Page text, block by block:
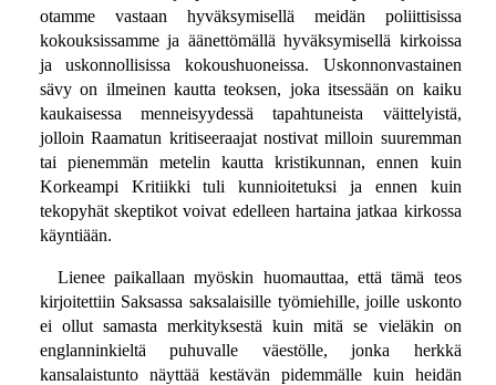
otamme vastaan hyväksymisellä meidän poliittisissa
kokouksissamme ja äänettömällä hyväksymisellä kirkoissa
ja uskonnollisissa kokoushuoneissa. Uskonnonvastainen
sävy on ilmeinen kautta teoksen, joka itsessään on kaiku
kaukaisessa menneisyydessä tapahtuneista väittelyistä,
jolloin Raamatun kritiseeraajat nostivat milloin suuremman
tai pienemmän metelin kautta kristikunnan, ennen kuin
Korkeampi Kritiikki tuli kunnioitetuksi ja ennen kuin
tekopyhät skeptikot voivat edelleen hartaina jatkaa kirkossa
käyntiään.
Lienee paikallaan myöskin huomauttaa, että tämä teos
kirjoitettiin Saksassa saksalaisille työmiehille, joille uskonto
ei ollut samasta merkityksestä kuin mitä se vieläkin on
englanninkieltä puhuvalle väestölle, jonka herkkä
kansalaistunto näyttää kestävän pidemmälle kuin heidän